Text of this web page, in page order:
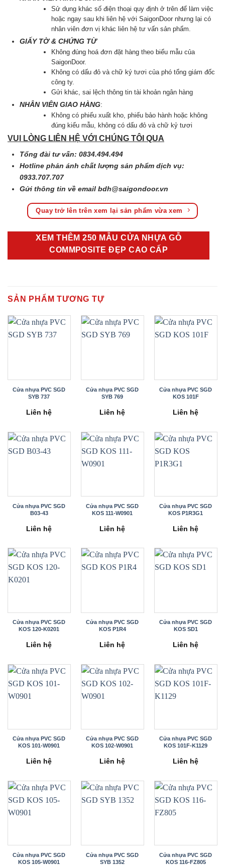
Sử dụng khác số điện thoại quy định ở trên để làm việc
hoặc ngay sau khi liên hệ với SaigonDoor nhưng lại có
nhân viên đơn vị khác liên hệ tư vấn sản phẩm.
GIẤY TỜ & CHỨNG TỪ
Không đúng hoá đơn đặt hàng theo biểu mẫu của
SaigonDoor.
Không có dấu đỏ và chữ ký tươi của phó tổng giám đốc
công ty.
Gửi khác, sai lệch thông tin tài khoản ngân hàng
NHÂN VIÊN GIAO HÀNG:
Không có phiếu xuất kho, phiếu bảo hành hoặc không
đúng kiểu mẫu, không có dấu đỏ và chữ kỷ tươi
VUI LÒNG LIÊN HỆ VỚI CHÚNG TÔI QUA
Tổng đài tư vấn: 0834.494.494
Hotline phản ánh chất lượng sản phẩm dịch vụ:
0933.707.707
Gửi thông tin về emailbdh@saigondoor.vn
Quay trở lên trên xem lại sản phẩm vừa xem
XEM THÊM 250 MẪU CỬA NHỰA GỖ
COMMPOSITE ĐẸP CAO CẤP
SẢN PHẨM TƯƠNG TỰ
Cửa nhựa PVC SGD
SYB 737
Liên hệ
Cửa nhựa PVC SGD
SYB 769
Liên hệ
Cửa nhựa PVC SGD
KOS 101F
Liên hệ
Cửa nhựa PVC SGD
B03-43
Liên hệ
Cửa nhựa PVC SGD
KOS 111-W0901
Liên hệ
Cửa nhựa PVC SGD
KOS P1R3G1
Liên hệ
Cửa nhựa PVC SGD
KOS 120-K0201
Liên hệ
Cửa nhựa PVC SGD
KOS P1R4
Liên hệ
Cửa nhựa PVC SGD
KOS SD1
Liên hệ
Cửa nhựa PVC SGD
KOS 101-W0901
Liên hệ
Cửa nhựa PVC SGD
KOS 102-W0901
Liên hệ
Cửa nhựa PVC SGD
KOS 101F-K1129
Liên hệ
Cửa nhựa PVC SGD
KOS 105-W0901
Cửa nhựa PVC SGD
SYB 1352
Cửa nhựa PVC SGD
KOS 116-FZ805